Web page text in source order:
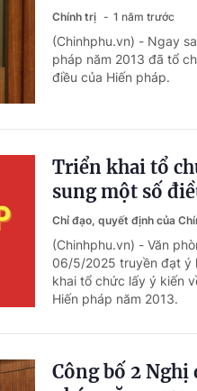
Chính trị 1 năm trước
(Chinhphu.vn) - Ngay
pháp năm 2013 đã tổ
điều của Hiến pháp.
Triển khai tổ
sung một số
Chỉ đạo, quyết định của
(Chinhphu.vn) - Văn
06/5/2025 truyền đạt ý
khai tổ chức lấy ý kiến
Hiến pháp năm 2013.
Công bố 2 Nghị